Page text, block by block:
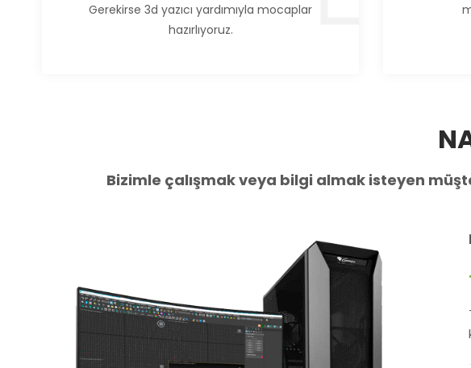
Gerekirse 3d yazıcı yardımıyla mocaplar
hazırlıyoruz.
Bizimle çalışmak veya bilgi almak isteyen